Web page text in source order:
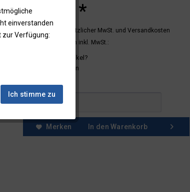
5,65 € *
* Preise zzgl. gesetzlicher MwSt. und Versandkosten
Preise in Klammern inkl. MwSt.:
Fragen zum Artikel?
Faxbestellschein
Menge:
Merken In den Warenkorb
einverstanden
zur Verfügung:
Ich stimme zu